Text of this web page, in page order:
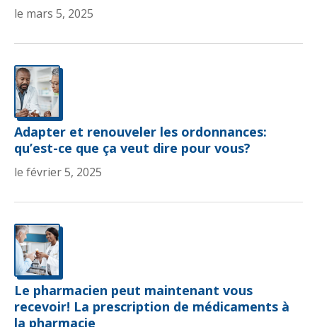
le mars 5, 2025
Adapter et renouveler les ordonnances:
qu’est-ce que ça veut dire pour vous?
le février 5, 2025
Le pharmacien peut maintenant vous
recevoir! La prescription de médicaments à
la pharmacie